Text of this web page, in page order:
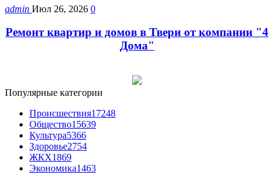
admin Июл 26, 2026 0
Ремонт квартир и домов в Твери от компании "4
Дома"
Популярные категории
Происшествия17248
Общество15639
Культура5366
Здоровье2754
ЖКХ1869
Экономика1463